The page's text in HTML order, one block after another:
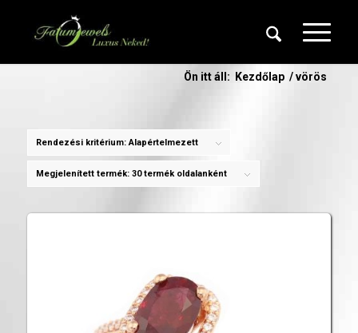
Ön itt áll: Kezdőlap / vörös
Rendezési kritérium:Alapértelmezett
Megjelenített termék: 30 termék oldalanként